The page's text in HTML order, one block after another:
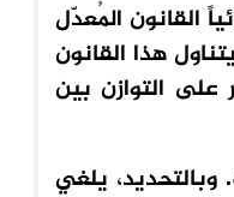
القانون المُعدّل
التبسيط. ويتناول هذا القانون
على التوازن بين
وبالتحديد، يلغي